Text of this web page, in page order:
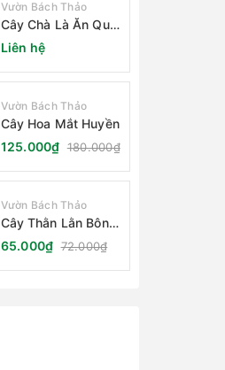
Vườn Bách Thảo
Cây Chà Là Ăn Quả
Barhee Trồng Sân
Vườn
Liên hệ
Vườn Bách Thảo
Cây Hoa Mắt Huyền
125.000₫ 180.000₫
Vườn Bách Thảo
Cây Thằn Lằn Bông
(Vảy Ốc Cẩm Thạch)
65.000₫ 72.000₫